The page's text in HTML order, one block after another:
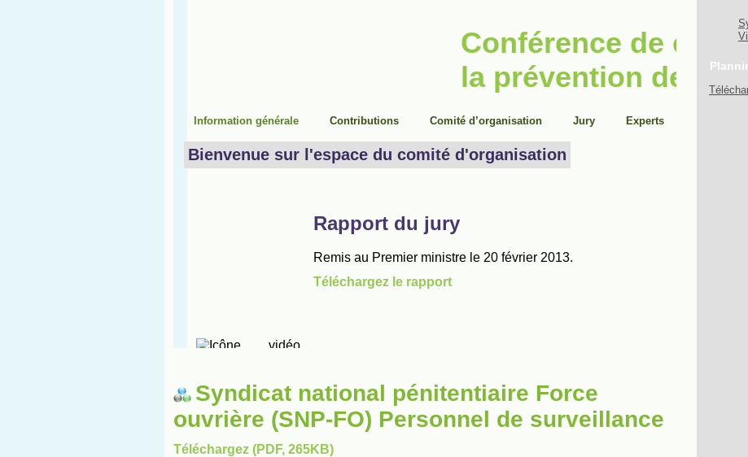
Syndicat national pénitentiaire Force
ouvrière (SNP-FO) Personnel de surveillance
Téléchargez (PDF, 265KB)